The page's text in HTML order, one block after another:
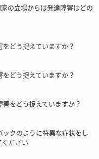
の立場からは発達障害はどの
どう捉えていますか？
どう捉えていますか？
をどう捉えていますか？
クのように特異な症状をし
ださい